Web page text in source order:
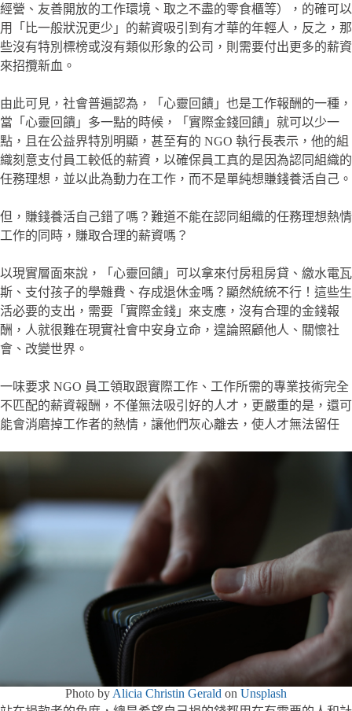
經營、友善開放的工作環境、取之不盡的零食櫃等），的確可以
用「比一般狀況更少」的薪資吸引到有才華的年輕人，反之，那
些沒有特別標榜或沒有類似形象的公司，則需要付出更多的薪資
來招攬新血。
由此可見，社會普遍認為，「心靈回饋」也是工作報酬的一種，
當「心靈回饋」多一點的時候，「實際金錢回饋」就可以少一
點，且在公益界特別明顯，甚至有的 NGO 執行長表示，他的組
織刻意支付員工較低的薪資，以確保員工真的是因為認同組織的
任務理想，並以此為動力在工作，而不是單純想賺錢養活自己。
但，賺錢養活自己錯了嗎？難道不能在認同組織的任務理想熱情
工作的同時，賺取合理的薪資嗎？
以現實層面來說，「心靈回饋」可以拿來付房租房貸、繳水電瓦
斯、支付孩子的學雜費、存成退休金嗎？顯然統統不行！這些生
活必要的支出，需要「實際金錢」來支應，沒有合理的金錢報
酬，人就很難在現實社會中安身立命，遑論照顧他人、關懷社
會、改變世界。
一味要求 NGO 員工領取跟實際工作、工作所需的專業技術完全
不匹配的薪資報酬，不僅無法吸引好的人才，更嚴重的是，還可
能會消磨掉工作者的熱情，讓他們灰心離去，使人才無法留任
Photo by Alicia Christin Gerald on Unsplash